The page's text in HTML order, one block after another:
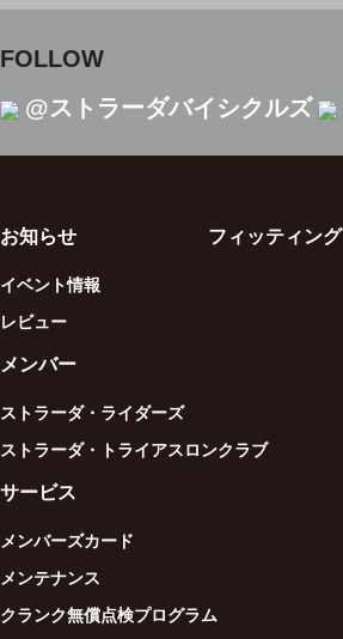
FOLLOW
@ストラーダバイシクルズ
お知らせ
イベント情報
レビュー
フィッティング
メンバー
ストラーダ・ライダーズ
ストラーダ・トライアスロンクラブ
サービス
メンバーズカード
メンテナンス
クランク無償点検プログラム